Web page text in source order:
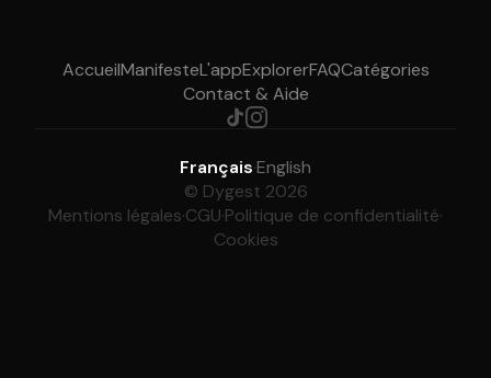
AccueilManifesteL'appExplorerFAQCatégories
Contact & Aide
Français·English
© Dygest 2026
Mentions légales·CGU·Politique de confidentialité·
Cookies